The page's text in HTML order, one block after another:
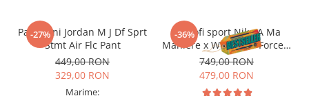
-27%
Pantaloni Jordan M J Df Sprt
Stmt Air Flc Pant
449,00 RON
329,00 RON
Marime:
-36%
Pantofi sport Nike A Ma
Maniere x Wmns Air Force 1
Low 07
749,00 RON
479,00 RON